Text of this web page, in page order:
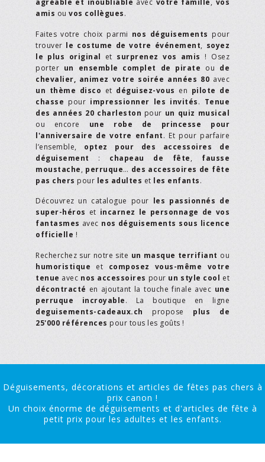
agréable et inoubliable avec votre famille, vos
amis ou vos collègues.
Faites votre choix parmi nos déguisements pour
trouver le costume de votre événement, soyez
le plus original et surprenez vos amis ! Osez
porter un ensemble complet de pirate ou de
chevalier, animez votre soirée années 80 avec
un thème disco et déguisez-vous en pilote de
chasse pour impressionner les invités. Tenue
des années 20 charleston pour un quiz musical
ou encore une robe de princesse pour
l'anniversaire de votre enfant. Et pour parfaire
l’ensemble, optez pour des accessoires de
déguisement : chapeau de fête, fausse
moustache, perruque… des accessoires de fête
pas chers pour les adultes et les enfants.
Découvrez un catalogue pour les passionnés de
super-héros et incarnez le personnage de vos
fantasmes avec nos déguisements sous licence
officielle !
Recherchez sur notre site un masque terrifiant ou
humoristique et composez vous-même votre
tenue avec nos accessoires pour un style cool et
décontracté en ajoutant la touche finale avec une
perruque incroyable. La boutique en ligne
deguisements-cadeaux.ch propose plus de
25'000 références pour tous les goûts !
Déguisements, décorations et articles de fêtes pas chers à
prix canon !
Un choix énorme de déguisements et d'articles de fête à
petit prix pour les adultes et les enfants.